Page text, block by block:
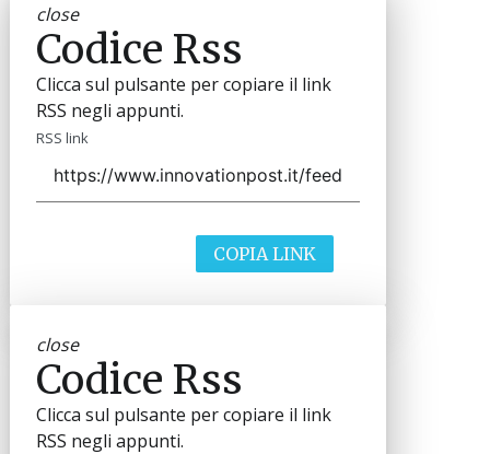
close
Codice Rss
Clicca sul pulsante per copiare il link
RSS negli appunti.
RSS link
COPIA LINK
close
Codice Rss
Clicca sul pulsante per copiare il link
RSS negli appunti.